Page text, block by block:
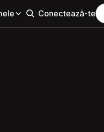
Conectează-te